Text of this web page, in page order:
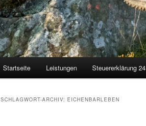
Startseite Leistungen Steuererklärung 24
SCHLAGWORT-ARCHIV: EICHENBARLEBEN